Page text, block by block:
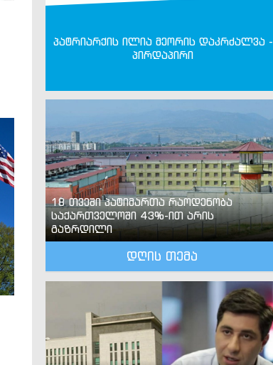
პატრიარქის ილია მეორის დაკრძალვა -
პირდაპირი
18 თვეში პატიმართა რაოდენობა
საქართველოში 43%-ით არის
გაზრდილი
დღის თემა